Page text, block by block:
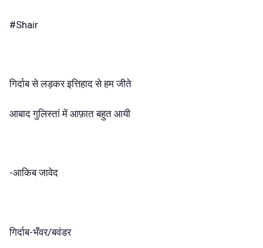
#Shair
गिर्दाब से लड़कर इत्तिहाद से हम जीते
आबाद गुलिस्तां में आफ़ात बहुत आयी
-आकिब जावेद
गिर्दाब-भँवर/बवंडर